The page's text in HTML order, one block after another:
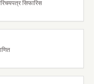
सिफारिस